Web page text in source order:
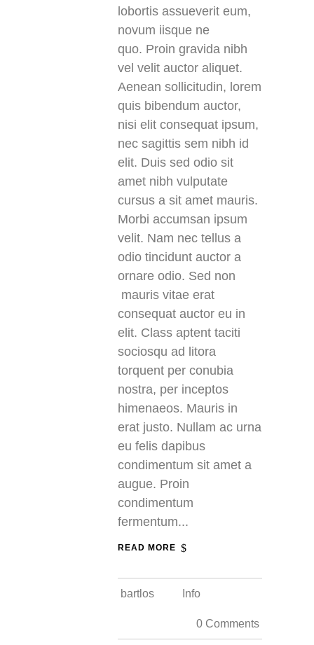
lobortis assueverit eum,
novum iisque ne
quo. Proin gravida nibh
vel velit auctor aliquet.
Aenean sollicitudin, lorem
quis bibendum auctor,
nisi elit consequat ipsum,
nec sagittis sem nibh id
elit. Duis sed odio sit
amet nibh vulputate
cursus a sit amet mauris.
Morbi accumsan ipsum
velit. Nam nec tellus a
odio tincidunt auctor a
ornare odio. Sed non
mauris vitae erat
consequat auctor eu in
elit. Class aptent taciti
sociosqu ad litora
torquent per conubia
nostra, per inceptos
himenaeos. Mauris in
erat justo. Nullam ac urna
eu felis dapibus
condimentum sit amet a
augue. Proin
condimentum
fermentum...
READ MORE
bartlos Info
0 Comments